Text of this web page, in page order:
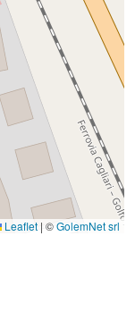
Leaflet | ©GolemNet srl